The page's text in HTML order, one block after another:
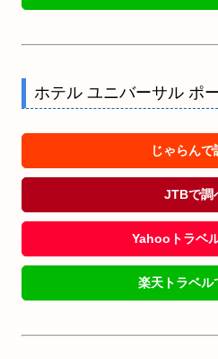
ホテル ユニバーサル ポ
じゃらんで
JTBで調
Yahooトラベ
楽天トラベル